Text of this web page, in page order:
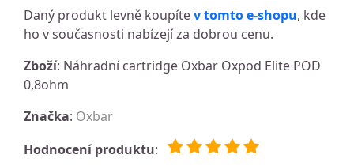
Daný produkt levně koupítev tomto e-shopu, kde
ho v současnosti nabízejí za dobrou cenu.
Zboží: Náhradní cartridge Oxbar Oxpod Elite POD
0,8ohm
Značka: Oxbar
Hodnocení produktu: